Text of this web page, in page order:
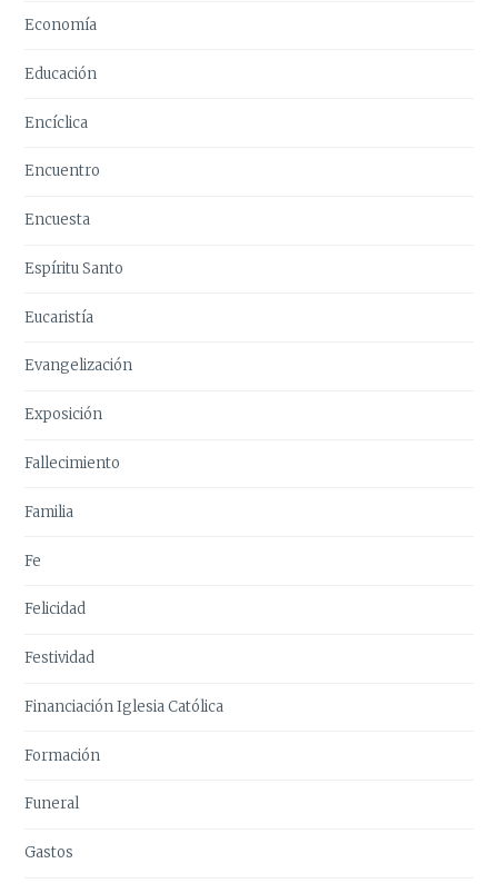
Economía
Educación
Encíclica
Encuentro
Encuesta
Espíritu Santo
Eucaristía
Evangelización
Exposición
Fallecimiento
Familia
Fe
Felicidad
Festividad
Financiación Iglesia Católica
Formación
Funeral
Gastos